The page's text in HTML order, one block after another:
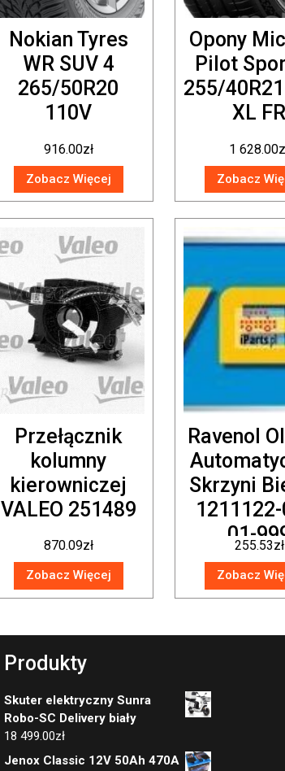
Nokian Tyres
WR SUV 4
265/50R20
110V
916.00zł
Zobacz Więcej
Opony
Pilot
255/
XL FR
1 628.00
Zobacz
Przełącznik
kolumny
kierowniczej
VALEO 251489
870.09zł
Zobacz Więcej
Ravenol
Skrzyni
01-
255.53zł
Zobacz
Produkty
Skuter elektryczny Sunra
Robo-SC Delivery biały
18 499.00zł
Jenox Classic 12V 50Ah 470A